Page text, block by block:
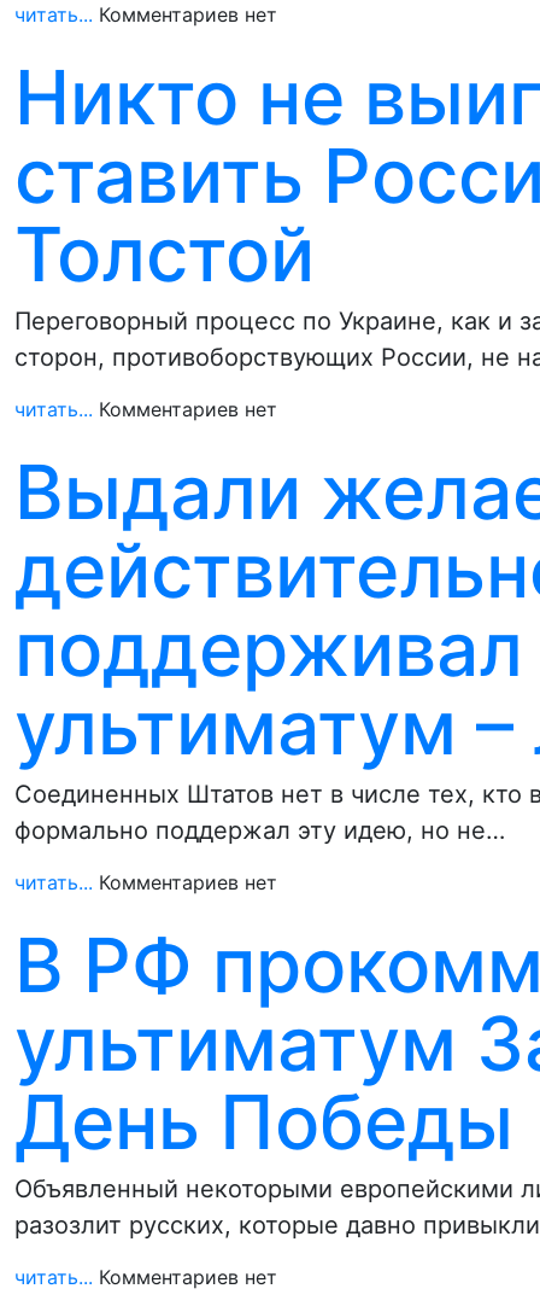
читать... Комментариев нет
Никто не
ставить
Толстой
Переговорный процесс по Украине, как и
сторон, противоборствующих России, не
читать... Комментариев нет
Выдали
поддерживал
ультиматум
Соединенных Штатов нет в числе тех,
формально поддержал эту идею, но не…
читать... Комментариев нет
В РФ
ультиматум
День Победы
Объявленный некоторыми европейскими
разозлит русских, которые давно
читать... Комментариев нет